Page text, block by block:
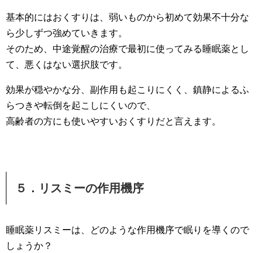
基本的にはおくすりは、弱いものから初めて効果不十分な
ら少しずつ強めていきます。
そのため、中途覚醒の治療で最初に使ってみる睡眠薬とし
て、悪くはない選択肢です。
効果が穏やかな分、副作用も起こりにくく、鎮静によるふ
らつきや転倒を起こしにくいので、
高齢者の方にも使いやすいおくすりだと言えます。
５．リスミーの作用機序
睡眠薬リスミーは、どのような作用機序で眠りを導くので
しょうか？